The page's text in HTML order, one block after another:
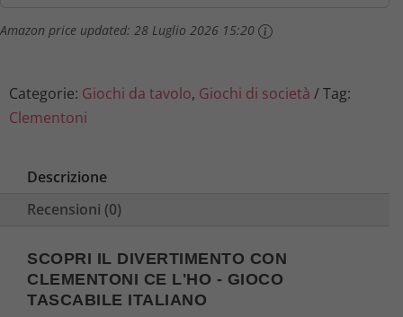
e
a
9
0
6
7
Amazon price updated: 28 Luglio 2026 15:20
Categorie: Giochi da tavolo, Giochi di società
Tag:
Clementoni
Descrizione
Recensioni (0)
SCOPRI IL DIVERTIMENTO CON
CLEMENTONI CE L'HO - GIOCO
TASCABILE ITALIANO